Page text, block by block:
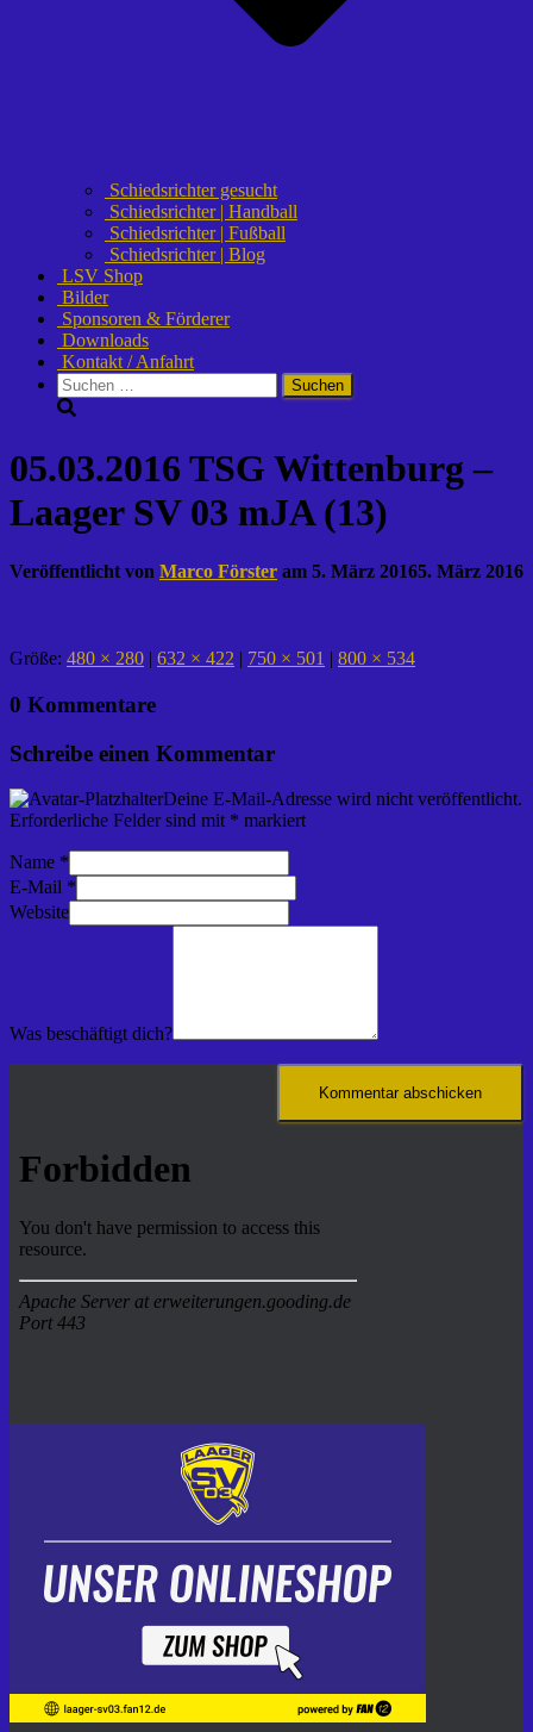
Schiedsrichter gesucht
Schiedsrichter | Handball
Schiedsrichter | Fußball
Schiedsrichter | Blog
LSV Shop
Bilder
Sponsoren & Förderer
Downloads
Kontakt / Anfahrt
Suchen
nach:
05.03.2016 TSG Wittenburg –
Laager SV 03 mJA (13)
Veröffentlicht von Marco Förster am 5. März 20165. März 2016
Größe: 480 × 280 | 632 × 422 | 750 × 501 | 800 × 534
0 Kommentare
Schreibe einen Kommentar
Deine E-Mail-Adresse wird nicht veröffentlicht.
Erforderliche Felder sind mit * markiert
Name *
E-Mail *
Website
Was beschäftigt dich?